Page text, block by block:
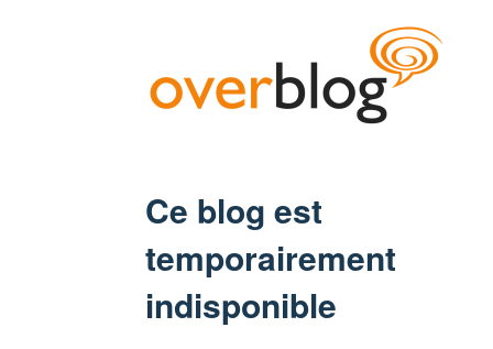
Ce blog est
temporairement
indisponible